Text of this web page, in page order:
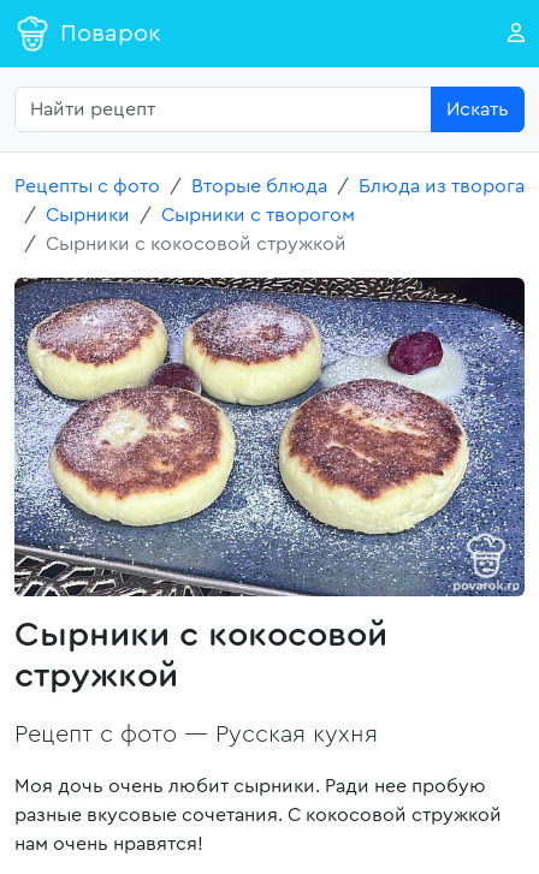
Поварок
Искать
Рецепты с фото Вторые блюда
Блюда из творога
Сырники
Сырники с творогом
Сырники с кокосовой стружкой
Сырники с кокосовой
стружкой
Рецепт с фото — Русская кухня
Моя дочь очень любит сырники. Ради нее пробую
разные вкусовые сочетания. С кокосовой стружкой
нам очень нравятся!